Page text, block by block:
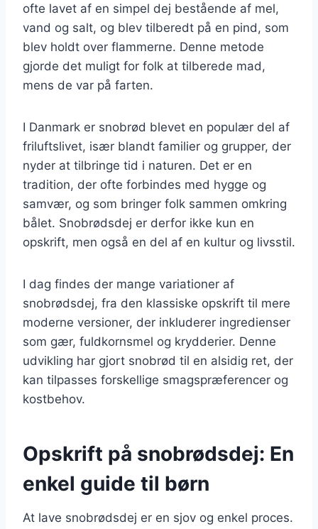
ofte lavet af en simpel dej bestående af mel,
vand og salt, og blev tilberedt på en pind, som
blev holdt over flammerne. Denne metode
gjorde det muligt for folk at tilberede mad,
mens de var på farten.
I Danmark er snobrød blevet en populær del af
friluftslivet, især blandt familier og grupper, der
nyder at tilbringe tid i naturen. Det er en
tradition, der ofte forbindes med hygge og
samvær, og som bringer folk sammen omkring
bålet. Snobrødsdej er derfor ikke kun en
opskrift, men også en del af en kultur og livsstil.
I dag findes der mange variationer af
snobrødsdej, fra den klassiske opskrift til mere
moderne versioner, der inkluderer ingredienser
som gær, fuldkornsmel og krydderier. Denne
udvikling har gjort snobrød til en alsidig ret, der
kan tilpasses forskellige smagspræferencer og
kostbehov.
Opskrift på snobrødsdej: En
enkel guide til børn
At lave snobrødsdej er en sjov og enkel proces.